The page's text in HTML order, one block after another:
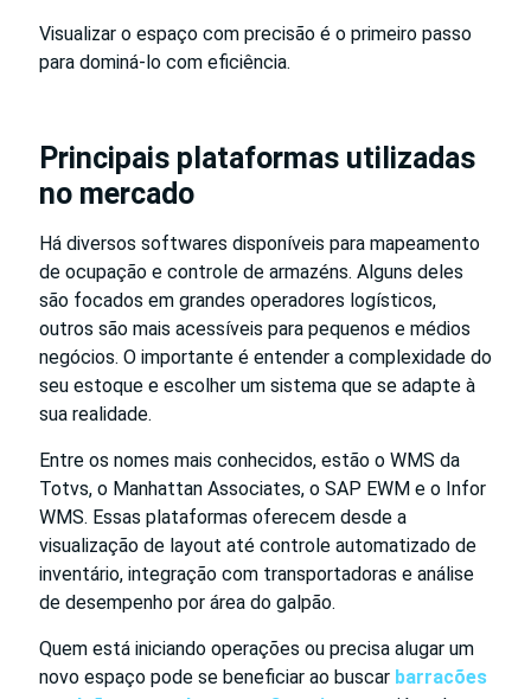
Visualizar o espaço com precisão é o primeiro passo
para dominá-lo com eficiência.
Principais plataformas utilizadas
no mercado
Há diversos softwares disponíveis para mapeamento
de ocupação e controle de armazéns. Alguns deles
são focados em grandes operadores logísticos,
outros são mais acessíveis para pequenos e médios
negócios. O importante é entender a complexidade do
seu estoque e escolher um sistema que se adapte à
sua realidade.
Entre os nomes mais conhecidos, estão o WMS da
Totvs, o Manhattan Associates, o SAP EWM e o Infor
WMS. Essas plataformas oferecem desde a
visualização de layout até controle automatizado de
inventário, integração com transportadoras e análise
de desempenho por área do galpão.
Quem está iniciando operações ou precisa alugar um
novo espaço pode se beneficiar ao buscar barracões